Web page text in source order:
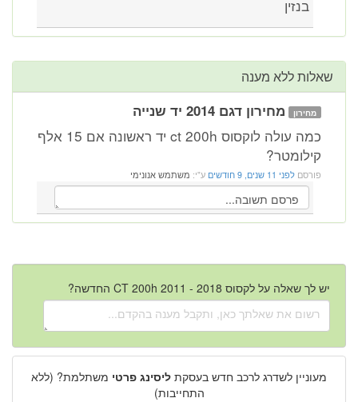
בנזין
שאלות ללא מענה
מחירון מחירון דגם 2014 יד שנייה
כמה עולה לוקסוס ct 200h יד ראשונה אם 15 אלף
קילומטר?
פורסם לפני 11 שנים, 9 חודשים ע"י: משתמש אנונימי
יש לך שאלה על לקסוס CT 200h 2011 - 2018 החדשה?
מעוניין לשדרג לרכב חדש בעסקת ליסינג פרטי משתלמת? (ללא
התחייבות)